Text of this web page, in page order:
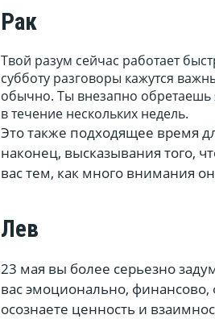
Рак
Твой разум сейчас работает
субботу разговоры кажутся
обычно. Ты внезапно обретаешь
в течение нескольких недель.
Это также подходящее время
наконец, высказывания того,
вас тем, как много внимания
Лев
23 мая вы более серьезно
вас эмоционально,
осознаете ценность и